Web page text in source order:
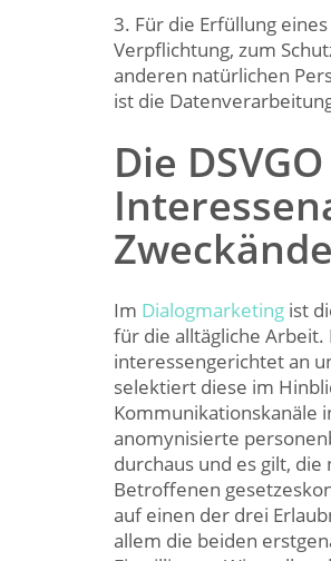
Für die Erfüllung
Verpflichtung, zum
anderen natürlichen
ist die
Die
Im Dialogmarketing ist
für die alltägliche
interessengerichtet an
selektiert diese im
Kommunikationskanäle
anomynisierte
durchaus und es gilt,
Betroffenen
auf einen der drei
allem die beiden